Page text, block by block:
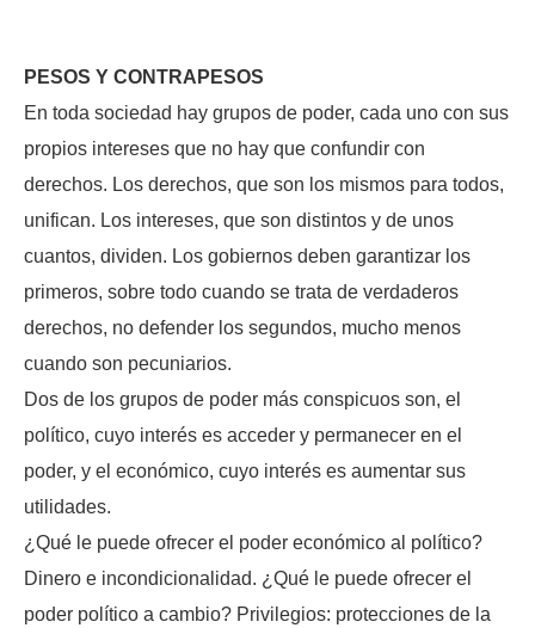
PESOS Y CONTRAPESOS
En toda sociedad hay grupos de poder, cada uno con sus
propios intereses que no hay que confundir con
derechos. Los derechos, que son los mismos para todos,
unifican. Los intereses, que son distintos y de unos
cuantos, dividen. Los gobiernos deben garantizar los
primeros, sobre todo cuando se trata de verdaderos
derechos, no defender los segundos, mucho menos
cuando son pecuniarios.
Dos de los grupos de poder más conspicuos son, el
político, cuyo interés es acceder y permanecer en el
poder, y el económico, cuyo interés es aumentar sus
utilidades.
¿Qué le puede ofrecer el poder económico al político?
Dinero e incondicionalidad. ¿Qué le puede ofrecer el
poder político a cambio? Privilegios: protecciones de la